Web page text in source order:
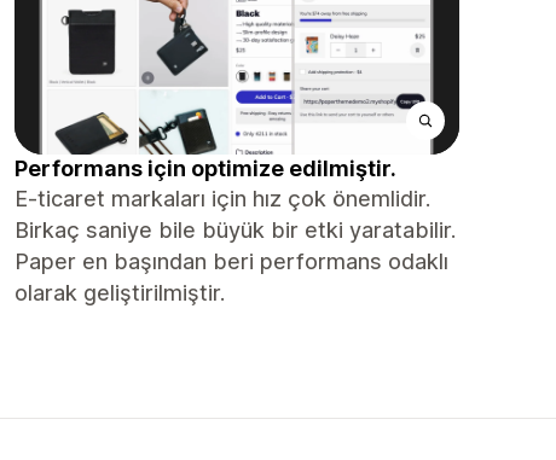
Performans için optimize edilmiştir.
E-ticaret markaları için hız çok önemlidir.
Birkaç saniye bile büyük bir etki yaratabilir.
Paper en başından beri performans odaklı
olarak geliştirilmiştir.